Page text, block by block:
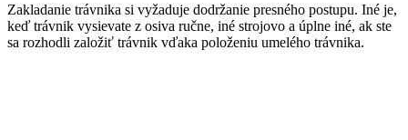
Zakladanie trávnika si vyžaduje dodržanie presného postupu. Iné je,
keď trávnik vysievate z osiva ručne, iné strojovo a úplne iné, ak ste
sa rozhodli založiť trávnik vďaka položeniu umelého trávnika.